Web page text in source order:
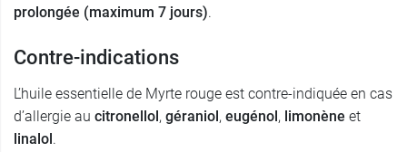
prolongée (maximum 7 jours).
Contre-indications
L’huile essentielle de Myrte rouge est contre-indiquée en cas
d’allergie au citronellol, géraniol, eugénol, limonène et
linalol.